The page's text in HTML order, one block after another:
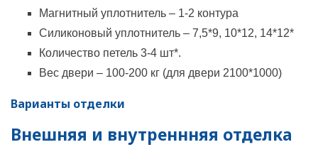
Магнитный уплотнитель – 1-2 контура
Силиконовый уплотнитель – 7,5*9, 10*12, 14*12*
Количество петель 3-4 шт*.
Вес двери – 100-200 кг (для двери 2100*1000)
Варианты отделки
Внешняя и внутреннняя отделка